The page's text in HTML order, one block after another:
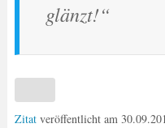
glänzt!“
Zitatveröffentlicht am